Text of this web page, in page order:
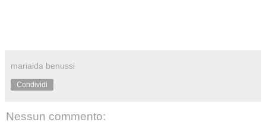
mariaida benussi
Condividi
Nessun commento: